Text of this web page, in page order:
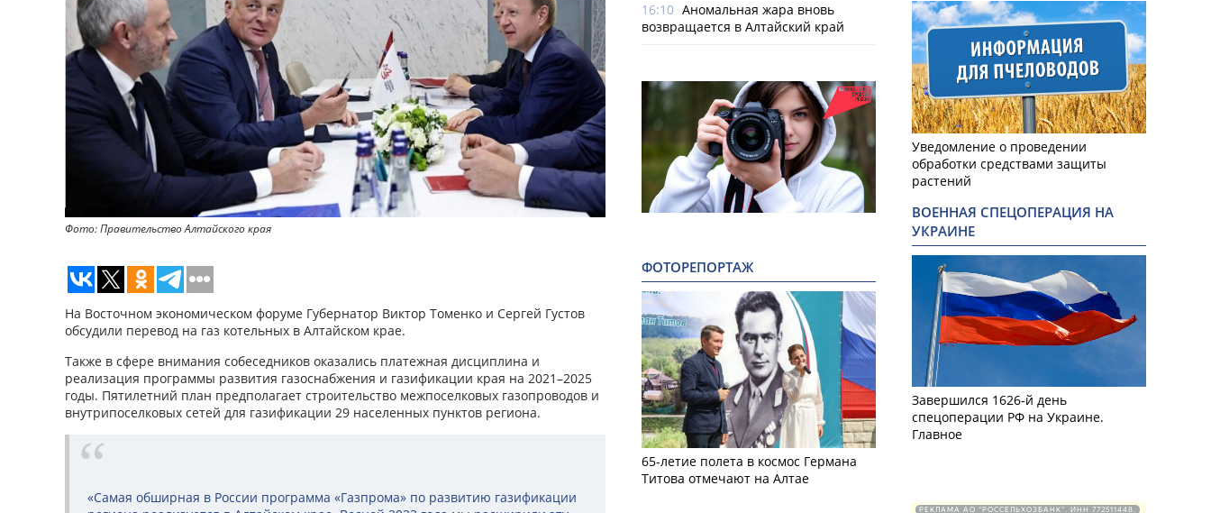
Фото: Правительство Алтайского края
На Восточном экономическом форуме Губернатор Виктор Томенко и Сергей Густов
обсудили перевод на газ котельных в Алтайском крае.
Также в сфере внимания собеседников оказались платежная дисциплина и
реализация программы развития газоснабжения и газификации края на 2021–2025
годы. Пятилетний план предполагает строительство межпоселковых газопроводов и
внутрипоселковых сетей для газификации 29 населенных пунктов региона.
«Самая обширная в России программа «Газпрома» по развитию газификации
16:10 Аномальная жара вновь
возвращается в Алтайский край
ФОТОРЕПОРТАЖ
65-летие полета в космос Германа
Титова отмечают на Алтае
Уведомление о проведении
обработки средствами защиты
растений
ВОЕННАЯ СПЕЦОПЕРАЦИЯ НА
УКРАИНЕ
Завершился 1626-й день
спецоперации РФ на Украине.
Главное
РЕКЛАМА АО "РОССЕЛЬХОЗБАНК". ИНН 772511448.